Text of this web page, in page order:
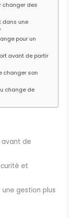
changer des
dans une
pour un
avant de partir
changer son
change de
de
et
gestion plus